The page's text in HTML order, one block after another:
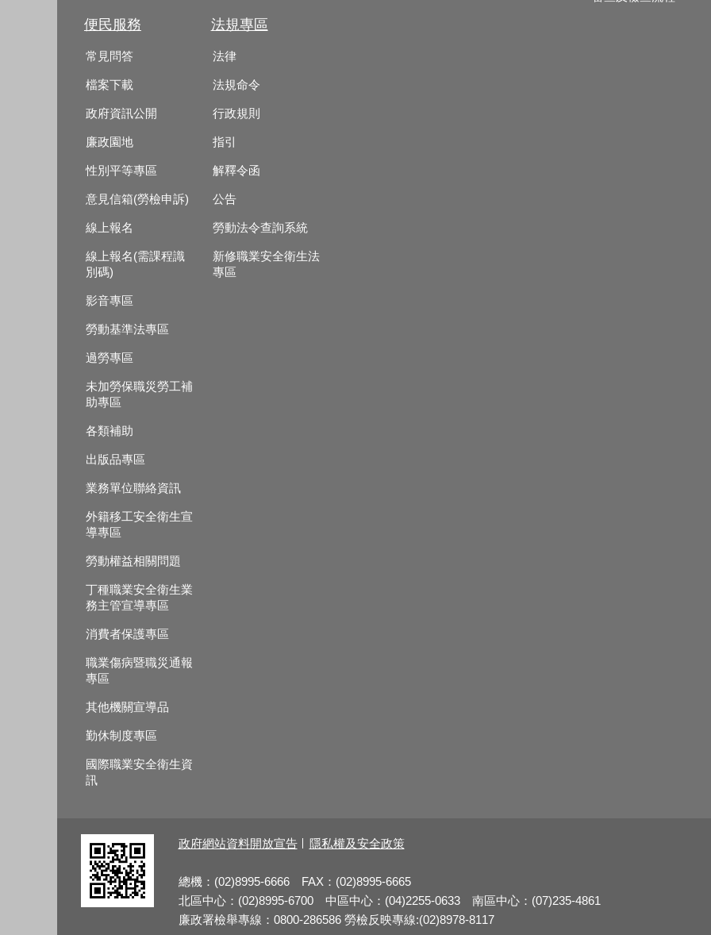
便民服務
常見問答
檔案下載
政府資訊公開
廉政園地
性別平等專區
意見信箱(勞檢申訴)
線上報名
線上報名(需課程識
別碼)
影音專區
勞動基準法專區
過勞專區
未加勞保職災勞工補
助專區
各類補助
出版品專區
業務單位聯絡資訊
外籍移工安全衛生宣
導專區
勞動權益相關問題
丁種職業安全衛生業
務主管宣導專區
消費者保護專區
職業傷病暨職災通報
專區
其他機關宣導品
勤休制度專區
國際職業安全衛生資
訊
法規專區
法律
法規命令
行政規則
指引
解釋令函
公告
勞動法令查詢系統
新修職業安全衛生法
專區
政府網站資料開放宣告 隱私權及安全政策
總機：(02)8995-6666 FAX：(02)8995-6665
北區中心：(02)8995-6700 中區中心：(04)2255-0633 南區中心：(07)235-4861
廉政署檢舉專線：0800-286586 勞檢反映專線:(02)8978-8117